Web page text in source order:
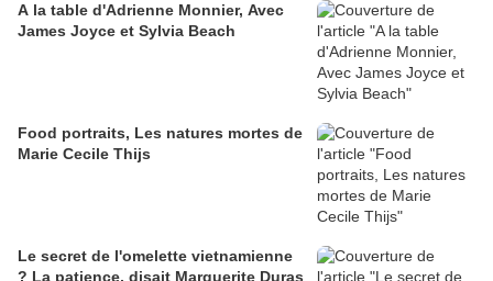
A la table d'Adrienne Monnier, Avec
James Joyce et Sylvia Beach
Food portraits, Les natures mortes de
Marie Cecile Thijs
Le secret de l'omelette vietnamienne
? La patience, disait Marguerite Duras